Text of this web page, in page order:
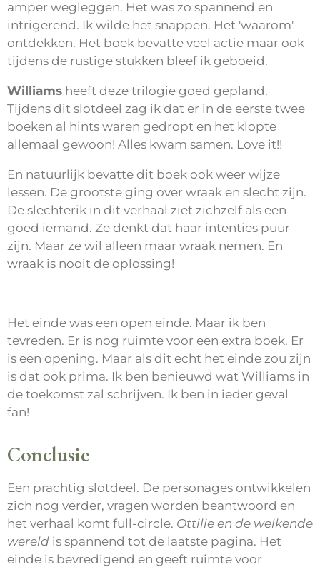
amper wegleggen. Het was zo spannend en
intrigerend. Ik wilde het snappen. Het 'waarom'
ontdekken. Het boek bevatte veel actie maar ook
tijdens de rustige stukken bleef ik geboeid.
Williams heeft deze trilogie goed gepland.
Tijdens dit slotdeel zag ik dat er in de eerste twee
boeken al hints waren gedropt en het klopte
allemaal gewoon! Alles kwam samen. Love it!!
En natuurlijk bevatte dit boek ook weer wijze
lessen. De grootste ging over wraak en slecht zijn.
De slechterik in dit verhaal ziet zichzelf als een
goed iemand. Ze denkt dat haar intenties puur
zijn. Maar ze wil alleen maar wraak nemen. En
wraak is nooit de oplossing!
Het einde was een open einde. Maar ik ben
tevreden. Er is nog ruimte voor een extra boek. Er
is een opening. Maar als dit echt het einde zou zijn
is dat ook prima. Ik ben benieuwd wat Williams in
de toekomst zal schrijven. Ik ben in ieder geval
fan!
Conclusie
Een prachtig slotdeel. De personages ontwikkelen
zich nog verder, vragen worden beantwoord en
het verhaal komt full-circle. Ottilie en de welkende
wereld is spannend tot de laatste pagina. Het
einde is bevredigend en geeft ruimte voor